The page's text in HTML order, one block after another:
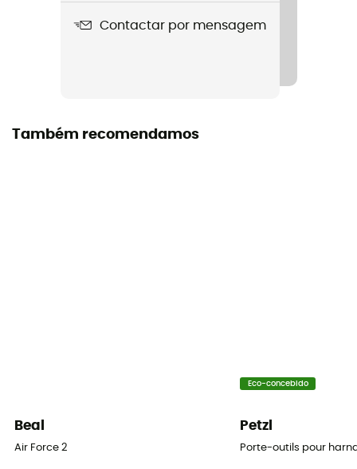
Declaração de conformidade
Contactar por mensagem
Também recomendamos
Beal
Air Force 2
Eco-concebido
Petzl
Porte-outils pour